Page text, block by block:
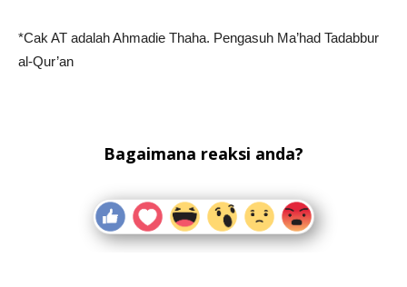
*Cak AT adalah Ahmadie Thaha. Pengasuh Ma’had Tadabbur
al-Qur’an
Bagaimana reaksi anda?